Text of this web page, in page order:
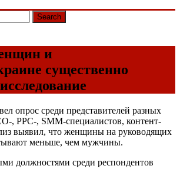
Search
и
существенно
опрос среди представителей разных
-, PPC-, SMM-специалистов, контент-
выявил, что женщины на руководящих
меньше, чем мужчины.
должностями среди респондентов